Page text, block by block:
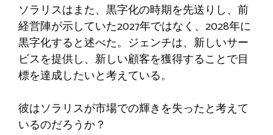
ソラリスはまた、黒字化の時期を先送りし、前
経営陣が示していた2027年ではなく、2028年に
黒字化すると述べた。ジェンチは、新しいサー
ビスを提供し、新しい顧客を獲得することで目
標を達成したいと考えている。
彼はソラリスが市場での輝きを失ったと考えて
いるのだろうか？